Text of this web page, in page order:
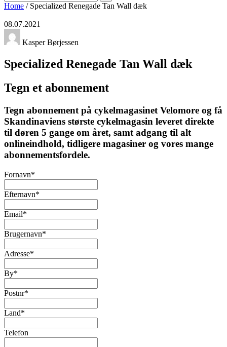
Home / Specialized Renegade Tan Wall dæk
08.07.2021
Kasper Børjessen
Specialized Renegade Tan Wall dæk
Tegn et abonnement
Tegn abonnement på cykelmagasinet Velomore og få
Skandinaviens største cykelmagasin leveret direkte
til døren 5 gange om året, samt adgang til alt
onlineindhold, tidligere magasiner og vores mange
abonnementsfordele.
Fornavn*
Efternavn*
Email*
Brugernavn*
Adresse*
By*
Postnr*
Land*
Telefon